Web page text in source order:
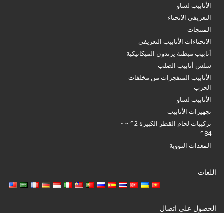
الأنابيب لساو
التعريفي الانحناء
المنتجات
الانحناءات الأنابيب التعريفي
أنابيب مبطنة يرتدون الميكانيكية
سلس أنابيب الصلب
الأنابيب المتفجرات من مخلفات
الحرب
الأنابيب لساو
تجهيزات الأنابيب
تركيبات لحام القطر الكبيرة 2 ″ ~ ~
84 ″
المعدات النووية
اللغات
الحصول على اتصال